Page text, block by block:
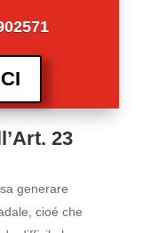
23
generare
cioé che